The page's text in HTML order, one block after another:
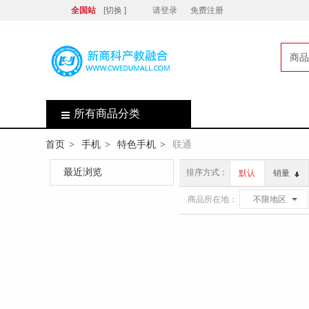
全国站 [切换 ] 请登录 免费注册
商品
所有商品分类
首页 > 手机 > 特色手机 > 联通
最近浏览 排序方式： 默认 销量
商品所在地： 不限地区